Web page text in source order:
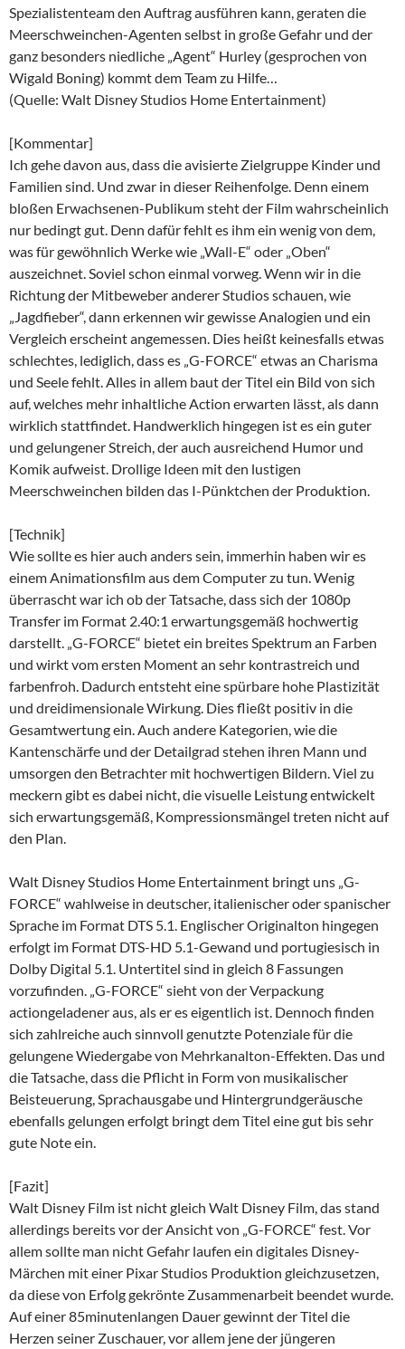
Spezialistenteam den Auftrag ausführen kann, geraten die
Meerschweinchen-Agenten selbst in große Gefahr und der
ganz besonders niedliche „Agent“ Hurley (gesprochen von
Wigald Boning) kommt dem Team zu Hilfe…
(Quelle: Walt Disney Studios Home Entertainment)
[Kommentar]
Ich gehe davon aus, dass die avisierte Zielgruppe Kinder und
Familien sind. Und zwar in dieser Reihenfolge. Denn einem
bloßen Erwachsenen-Publikum steht der Film wahrscheinlich
nur bedingt gut. Denn dafür fehlt es ihm ein wenig von dem,
was für gewöhnlich Werke wie „Wall-E“ oder „Oben“
auszeichnet. Soviel schon einmal vorweg. Wenn wir in die
Richtung der Mitbeweber anderer Studios schauen, wie
„Jagdfieber“, dann erkennen wir gewisse Analogien und ein
Vergleich erscheint angemessen. Dies heißt keinesfalls etwas
schlechtes, lediglich, dass es „G-FORCE“ etwas an Charisma
und Seele fehlt. Alles in allem baut der Titel ein Bild von sich
auf, welches mehr inhaltliche Action erwarten lässt, als dann
wirklich stattfindet. Handwerklich hingegen ist es ein guter
und gelungener Streich, der auch ausreichend Humor und
Komik aufweist. Drollige Ideen mit den lustigen
Meerschweinchen bilden das I-Pünktchen der Produktion.
[Technik]
Wie sollte es hier auch anders sein, immerhin haben wir es
einem Animationsfilm aus dem Computer zu tun. Wenig
überrascht war ich ob der Tatsache, dass sich der 1080p
Transfer im Format 2.40:1 erwartungsgemäß hochwertig
darstellt. „G-FORCE“ bietet ein breites Spektrum an Farben
und wirkt vom ersten Moment an sehr kontrastreich und
farbenfroh. Dadurch entsteht eine spürbare hohe Plastizität
und dreidimensionale Wirkung. Dies fließt positiv in die
Gesamtwertung ein. Auch andere Kategorien, wie die
Kantenschärfe und der Detailgrad stehen ihren Mann und
umsorgen den Betrachter mit hochwertigen Bildern. Viel zu
meckern gibt es dabei nicht, die visuelle Leistung entwickelt
sich erwartungsgemäß, Kompressionsmängel treten nicht auf
den Plan.
Walt Disney Studios Home Entertainment bringt uns „G-
FORCE“ wahlweise in deutscher, italienischer oder spanischer
Sprache im Format DTS 5.1. Englischer Originalton hingegen
erfolgt im Format DTS-HD 5.1-Gewand und portugiesisch in
Dolby Digital 5.1. Untertitel sind in gleich 8 Fassungen
vorzufinden. „G-FORCE“ sieht von der Verpackung
actiongeladener aus, als er es eigentlich ist. Dennoch finden
sich zahlreiche auch sinnvoll genutzte Potenziale für die
gelungene Wiedergabe von Mehrkanalton-Effekten. Das und
die Tatsache, dass die Pflicht in Form von musikalischer
Beisteuerung, Sprachausgabe und Hintergrundgeräusche
ebenfalls gelungen erfolgt bringt dem Titel eine gut bis sehr
gute Note ein.
[Fazit]
Walt Disney Film ist nicht gleich Walt Disney Film, das stand
allerdings bereits vor der Ansicht von „G-FORCE“ fest. Vor
allem sollte man nicht Gefahr laufen ein digitales Disney-
Märchen mit einer Pixar Studios Produktion gleichzusetzen,
da diese von Erfolg gekrönte Zusammenarbeit beendet wurde.
Auf einer 85minutenlangen Dauer gewinnt der Titel die
Herzen seiner Zuschauer, vor allem jene der jüngeren